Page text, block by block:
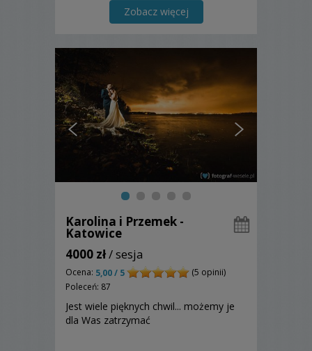
Zobacz więcej
Karolina i Przemek -
Katowice
4000 zł/ sesja
Ocena: 5,00 / 5
(5 opinii)
Poleceń: 87
Jest wiele pięknych chwil... możemy je
dla Was zatrzymać